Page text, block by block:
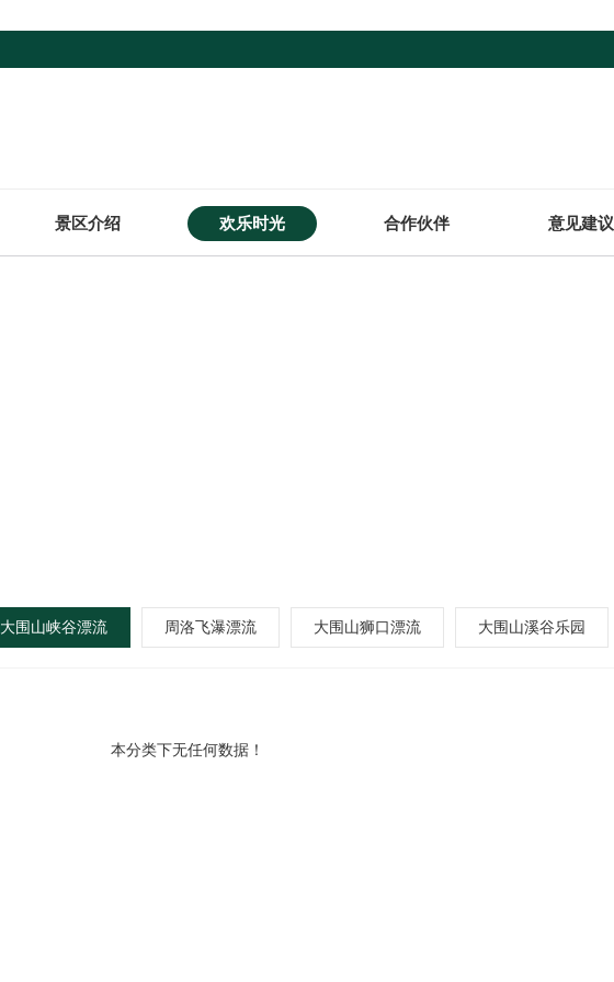
景区介绍 欢乐时光 合作伙伴 意见建议
大围山峡谷漂流 周洛飞瀑漂流 大围山狮口漂流 大围山溪谷乐园
本分类下无任何数据！